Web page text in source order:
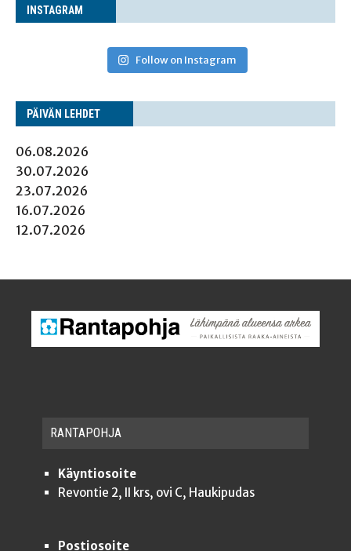
INS­TA­GRAM
Follow on Instagram
PÄI­VÄN LEHDET
06.08.2026
30.07.2026
23.07.2026
16.07.2026
12.07.2026
RAN­TA­POH­JA
Käyntiosoite
Revontie 2, II krs, ovi C, Haukipudas
Postiosoite